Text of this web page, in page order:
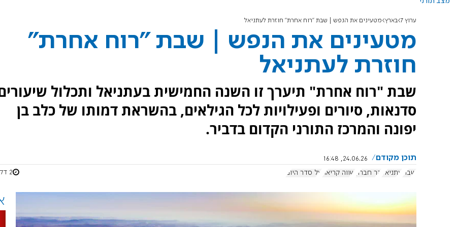
ערוץ 7 בארץ מטעינים את הנפש | שבת "רוח אחרת" חוזרת לעתניאל
מטעינים את הנפש | שבת "רוח אחרת"
חוזרת לעתניאל
שבת "רוח אחרת" תיערך זו השנה החמישית בעתניאל ותכלול
סדנאות, סיורים ופעילויות לכל הגילאים, בהשראת דמותו של כלב בן
יפונה והמרכז התורני הקדום בדביר.
תוכן מקודם
24.06.26, 16:48
שבת
עתניאל הר חברון שווה קריאה על סדר היום 2 דקות